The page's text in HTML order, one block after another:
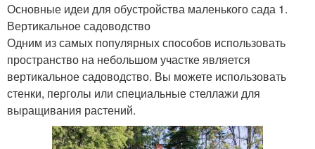
Основные идеи для обустройства маленького сада 1.
Вертикальное садоводство
Одним из самых популярных способов использовать
пространство на небольшом участке является
вертикальное садоводство. Вы можете использовать
стенки, перголы или специальные стеллажи для
выращивания растений.